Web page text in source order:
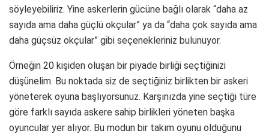
söyleyebiliriz. Yine askerlerin gücüne bağlı olarak “daha az
sayıda ama daha güçlü okçular” ya da “daha çok sayıda ama
daha güçsüz okçular” gibi seçenekleriniz bulunuyor.
Örneğin 20 kişiden oluşan bir piyade birliği seçtiğinizi
düşünelim. Bu noktada siz de seçtiğiniz birlikten bir askeri
yöneterek oyuna başlıyorsunuz. Karşınızda yine seçtiği türe
göre farklı sayıda askere sahip birlikleri yöneten başka
oyuncular yer alıyor. Bu modun bir takım oyunu olduğunu